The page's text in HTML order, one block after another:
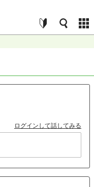
ログインして話してみる